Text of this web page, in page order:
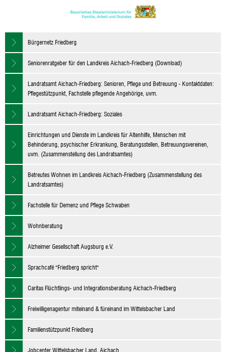
Bürgernetz Friedberg
Seniorenratgeber für den Landkreis Aichach-Friedberg (Download)
Landratsamt Aichach-Friedberg: Senioren, Pflege und Betreuung - Kontaktdaten:
Pflegestützpunkt, Fachstelle pflegende Angehörige, uvm.
Landratsamt Aichach-Friedberg: Soziales
Einrichtungen und Dienste im Landkreis für Altenhilfe, Menschen mit
Behinderung, psychischer Erkrankung, Beratungsstellen, Betreuungsvereinen,
uvm. (Zusammenstellung des Landratsamtes)
Betreutes Wohnen im Landkreis Aichach-Friedberg (Zusammenstellung des
Landratsamtes)
Fachstelle für Demenz und Pflege Schwaben
Wohnberatung
Alzheimer Gesellschaft Augsburg e.V.
Sprachcafé "Friedberg spricht"
Caritas Flüchtlings- und Integrationsberatung Aichach-Friedberg
Freiwilligenagentur miteinand & füreinand im Wittelsbacher Land
Familienstützpunkt Friedberg
Jobcenter Wittelsbacher Land, Aichach